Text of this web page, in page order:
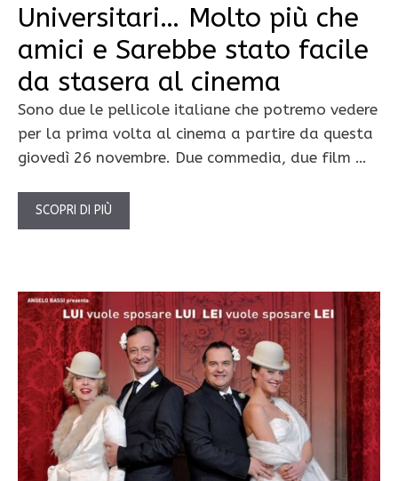
Universitari… Molto più che
amici e Sarebbe stato facile
da stasera al cinema
Sono due le pellicole italiane che potremo vedere
per la prima volta al cinema a partire da questa
giovedì 26 novembre. Due commedia, due film …
SCOPRI DI PIÙ